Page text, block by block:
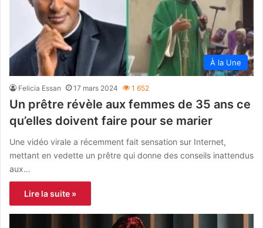
À la Une
Felicia Essan 17 mars 2024 1 652
Un prêtre révèle aux femmes de 35 ans ce
qu’elles doivent faire pour se marier
Une vidéo virale a récemment fait sensation sur Internet,
mettant en vedette un prêtre qui donne des conseils inattendus
aux…
Lire la suite »